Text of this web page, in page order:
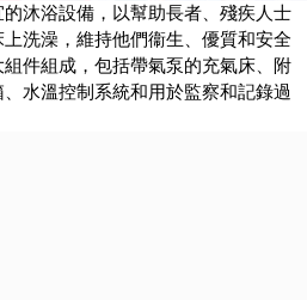
沐浴設備，以幫助長者、殘疾人士
洗澡，維持他們衞生、優質和安全
件組成，包括帶氣泵的充氣床、附
水溫控制系統和用於監察和記錄過